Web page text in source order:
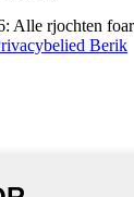
Alle rjochten
Berik